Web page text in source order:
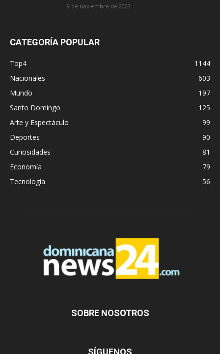
9 de noviembre de 2023
CATEGORÍA POPULAR
Top4
1144
Nacionales
603
Mundo
197
Santo Domingo
125
Arte y Espectáculo
99
Deportes
90
Curiosidades
81
Economía
79
Tecnología
56
SOBRE NOSOTROS
SÍGUENOS